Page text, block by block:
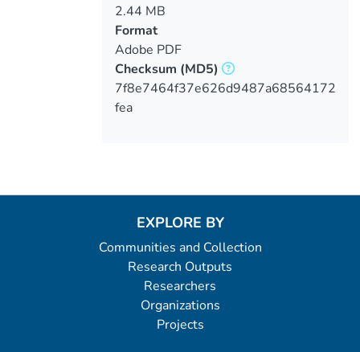
2.44 MB
Format
Adobe PDF
Checksum (MD5)
7f8e7464f37e626d9487a68564172
fea
EXPLORE BY
Communities and Collection
Research Outputs
Researchers
Organizations
Projects